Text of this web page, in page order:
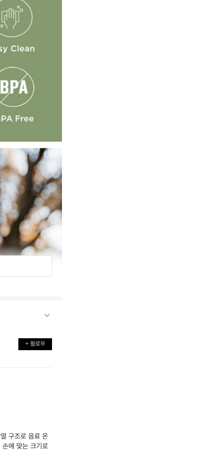
+ 팔로우
구조로 음료 온
에 맞는 크기로